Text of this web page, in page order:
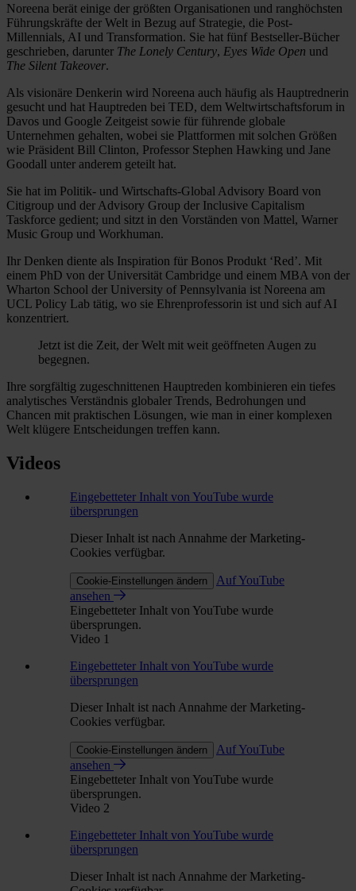
Noreena berät einige der größten Organisationen und ranghöchsten
Führungskräfte der Welt in Bezug auf Strategie, die Post-
Millennials, AI und Transformation. Sie hat fünf Bestseller-Bücher
geschrieben, darunter The Lonely Century, Eyes Wide Open und
The Silent Takeover.
Als visionäre Denkerin wird Noreena auch häufig als Hauptrednerin
gesucht und hat Hauptreden bei TED, dem Weltwirtschaftsforum in
Davos und Google Zeitgeist sowie für führende globale
Unternehmen gehalten, wobei sie Plattformen mit solchen Größen
wie Präsident Bill Clinton, Professor Stephen Hawking und Jane
Goodall unter anderem geteilt hat.
Sie hat im Politik- und Wirtschafts-Global Advisory Board von
Citigroup und der Advisory Group der Inclusive Capitalism
Taskforce gedient; und sitzt in den Vorständen von Mattel, Warner
Music Group und Workhuman.
Ihr Denken diente als Inspiration für Bonos Produkt ‘Red’. Mit
einem PhD von der Universität Cambridge und einem MBA von der
Wharton School der University of Pennsylvania ist Noreena am
UCL Policy Lab tätig, wo sie Ehrenprofessorin ist und sich auf AI
konzentriert.
Jetzt ist die Zeit, der Welt mit weit geöffneten Augen zu
begegnen.
Ihre sorgfältig zugeschnittenen Hauptreden kombinieren ein tiefes
analytisches Verständnis globaler Trends, Bedrohungen und
Chancen mit praktischen Lösungen, wie man in einer komplexen
Welt klügere Entscheidungen treffen kann.
Videos
Eingebetteter Inhalt von YouTube wurde
übersprungen
Dieser Inhalt ist nach Annahme der Marketing-
Cookies verfügbar.
Cookie-Einstellungen ändern
Auf YouTube
ansehen
Eingebetteter Inhalt von YouTube wurde
übersprungen.
Video 1
Eingebetteter Inhalt von YouTube wurde
übersprungen
Dieser Inhalt ist nach Annahme der Marketing-
Cookies verfügbar.
Cookie-Einstellungen ändern
Auf YouTube
ansehen
Eingebetteter Inhalt von YouTube wurde
übersprungen.
Video 2
Eingebetteter Inhalt von YouTube wurde
übersprungen
Dieser Inhalt ist nach Annahme der Marketing-